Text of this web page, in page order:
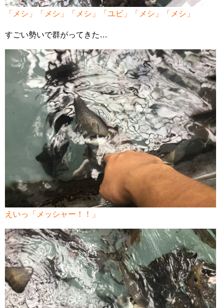
「メシ」「メシ」「メシ」「ユビ」「メシ」「メシ」
すごい勢いで群がってきた…
えいっ「メッシャー！！」